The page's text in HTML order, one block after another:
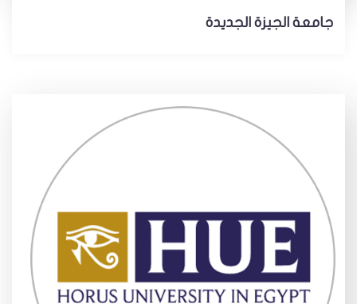
جامعة الجيزة الجديدة